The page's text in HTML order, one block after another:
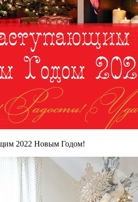
2022 Новым Годом!